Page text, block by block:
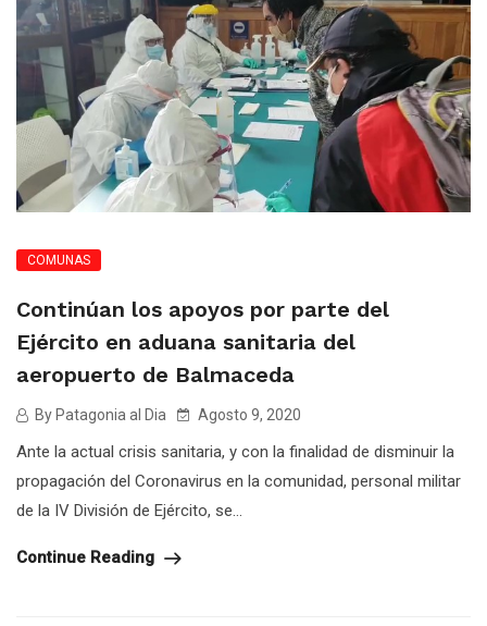
COMUNAS
Continúan los apoyos por parte del
Ejército en aduana sanitaria del
aeropuerto de Balmaceda
By Patagonia al Dia Agosto 9, 2020
Ante la actual crisis sanitaria, y con la finalidad de disminuir la
propagación del Coronavirus en la comunidad, personal militar
de la IV División de Ejército, se...
Continue Reading